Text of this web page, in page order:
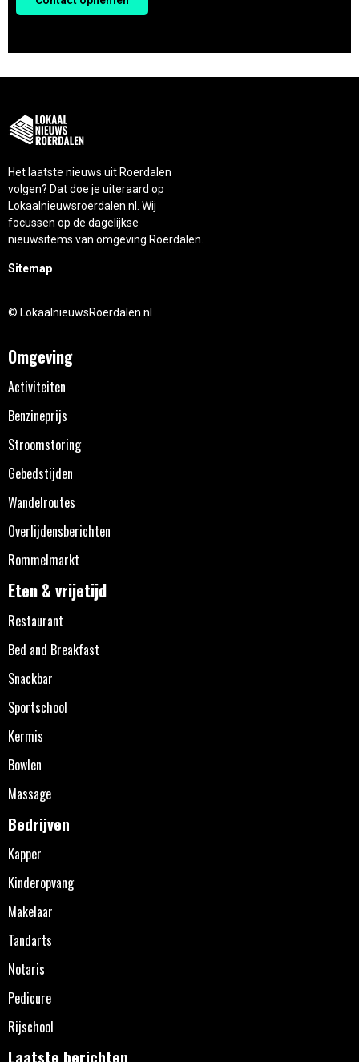
Het laatste nieuws uit Roerdalen
volgen? Dat doe je uiteraard op
Lokaalnieuwsroerdalen.nl. Wij
focussen op de dagelijkse
nieuwsitems van omgeving Roerdalen.
Sitemap
© LokaalnieuwsRoerdalen.nl
Omgeving
Activiteiten
Benzineprijs
Stroomstoring
Gebedstijden
Wandelroutes
Overlijdensberichten
Rommelmarkt
Eten & vrijetijd
Restaurant
Bed and Breakfast
Snackbar
Sportschool
Kermis
Bowlen
Massage
Bedrijven
Kapper
Kinderopvang
Makelaar
Tandarts
Notaris
Pedicure
Rijschool
Laatste berichten